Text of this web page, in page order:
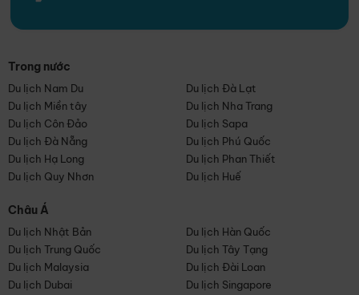
Trong nước
Du lịch Nam Du
Du lịch Đà Lạt
Du lịch Miền tây
Du lịch Nha Trang
Du lịch Côn Đảo
Du lịch Sapa
Du lịch Đà Nẵng
Du lịch Phú Quốc
Du lịch Hạ Long
Du lịch Phan Thiết
Du lịch Quy Nhơn
Du lịch Huế
Châu Á
Du lịch Nhật Bản
Du lịch Hàn Quốc
Du lịch Trung Quốc
Du lịch Tây Tạng
Du lịch Malaysia
Du lịch Đài Loan
Du lịch Dubai
Du lịch Singapore